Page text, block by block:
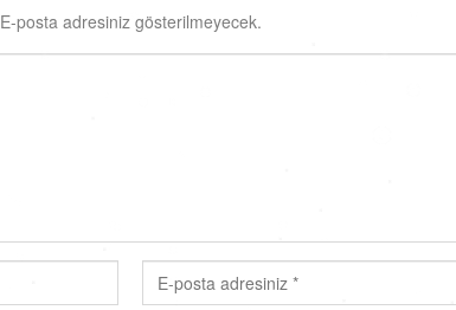
E-posta adresiniz gösterilmeyecek.